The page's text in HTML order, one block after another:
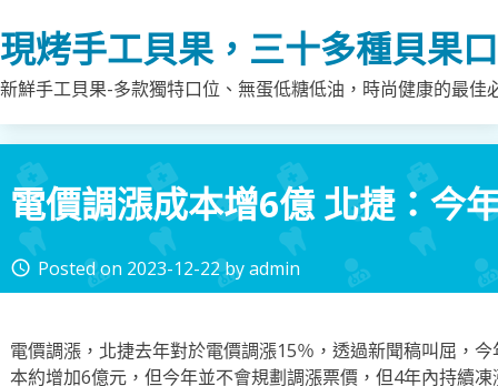
to
content
現烤手工貝果，三十多種貝果
新鮮手工貝果-多款獨特口位、無蛋低糖低油，時尚健康的最
電價調漲成本增6億 北捷：今
access_time Posted on 2023-12-22byadmin
電價調漲，北捷去年對於電價調漲15％，透過新聞稿叫屈，
本約增加6億元，但今年並不會規劃調漲票價，但4年內持續